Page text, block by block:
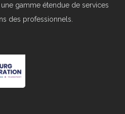
gamme étendue de services
des professionnels.